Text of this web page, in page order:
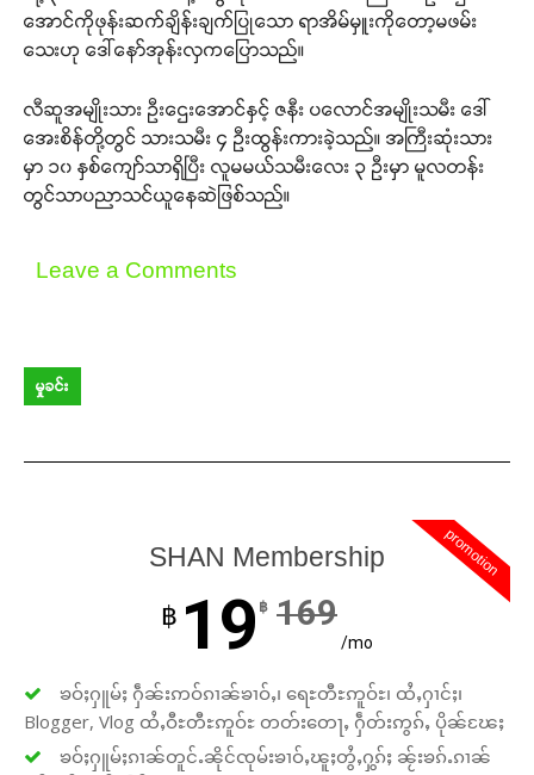
အောင်ကိုဖုန်းဆက်ချိန်းချက်ပြုသော ရာအိမ်မှူးကိုတော့မဖမ်း
သေးဟု ဒေါ်နော်အုန်းလှကပြောသည်။
လီဆူအမျိုးသား ဦးဌေးအောင်နှင့် ဇနီး ပလောင်အမျိုးသမီး ဒေါ်
အေးစိန်တို့တွင် သားသမီး ၄ ဦးထွန်းကားခဲ့သည်။ အကြီးဆုံးသား
မှာ ၁၀ နှစ်ကျော်သာရှိပြီး လူမမယ်သမီးလေး ၃ ဦးမှာ မူလတန်း
တွင်သာပညာသင်ယူနေဆဲဖြစ်သည်။
Leave a Comments
မှုခင်း
promotion
SHAN Membership
฿ 19 ฿ 169
/mo
ၶဝ်ႈႁူမ်ႈ ႁဵၼ်းဢဝ်ၵၢၼ်ၶၢဝ်ႇ၊ ရေႊတီႊဢူဝ်ႊ၊ ထႆႇႁၢင်ႈ၊
Blogger, Vlog ထႆႇဝီႊတီႊဢူဝ်ႊ တတ်းတေႃႇ ႁဵတ်းဢွၵ်ႇ ပိုၼ်ၽႄႈ
ၶဝ်ႈႁူမ်ႈၵၢၼ်တူင်ႉၼိုင်ၸုမ်းၶၢဝ်ႇၽူႈတွႆႇႁွၵ်ႈ ၼႂ်းၶၵ်ႉၵၢၼ်